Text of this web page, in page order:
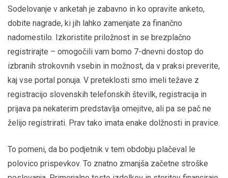
Sodelovanje v anketah je zabavno in ko opravite anketo,
dobite nagrade, ki jih lahko zamenjate za finančno
nadomestilo. Izkoristite priložnost in se brezplačno
registrirajte – omogočili vam bomo 7-dnevni dostop do
izbranih strokovnih vsebin in možnost, da v praksi preverite,
kaj vse portal ponuja. V preteklosti smo imeli težave z
registracijo slovenskih telefonskih številk, registracija in
prijava pa nekaterim predstavlja omejitve, ali pa se pač ne
želijo registrirati. Prav tako imata enake dolžnosti in pravice.
To pomeni, da bo podjetnik v tem obdobju plačeval le
polovico prispevkov. To znatno zmanjša začetne stroške